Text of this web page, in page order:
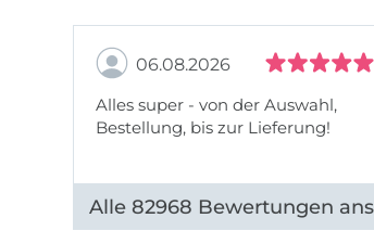
06.08.2026
Alles super - von der Auswahl,
Bestellung, bis zur Lieferung!
Alle 82968 Bewertungen